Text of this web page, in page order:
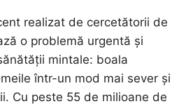
realizat de cercetătorii de
o problemă urgentă și
mintale: boala
într-un mod mai sever și
Cu peste 55 de milioane de